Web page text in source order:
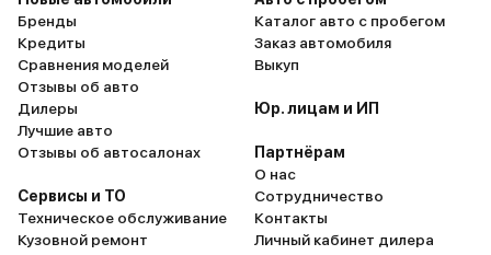
Бренды
Кредиты
Сравнения моделей
Отзывы об авто
Дилеры
Лучшие авто
Отзывы об автосалонах
Сервисы и ТО
Техническое обслуживание
Кузовной ремонт
Каталог авто с пробегом
Заказ автомобиля
Выкуп
Юр. лицам и ИП
Партнёрам
О нас
Сотрудничество
Контакты
Личный кабинет дилера